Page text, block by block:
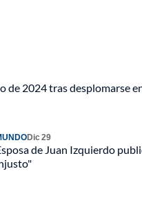
de 2024 tras desplomarse
Dic 29
de Juan Izquierdo